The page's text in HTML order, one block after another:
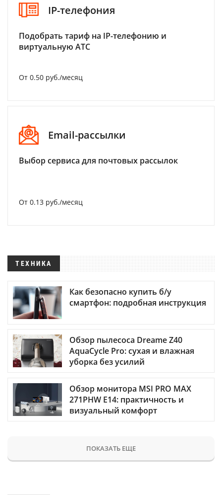
IP-телефония
Подобрать тариф на IP-телефонию и
виртуальную АТС
От 0.50 руб./месяц
Email-рассылки
Выбор сервиса для почтовых рассылок
От 0.13 руб./месяц
ТЕХНИКА
Как безопасно купить б/у
смартфон: подробная инструкция
Обзор пылесоса Dreame Z40
AquaCycle Pro: сухая и влажная
уборка без усилий
Обзор монитора MSI PRO MAX
271PHW E14: практичность и
визуальный комфорт
ПОКАЗАТЬ ЕЩЕ